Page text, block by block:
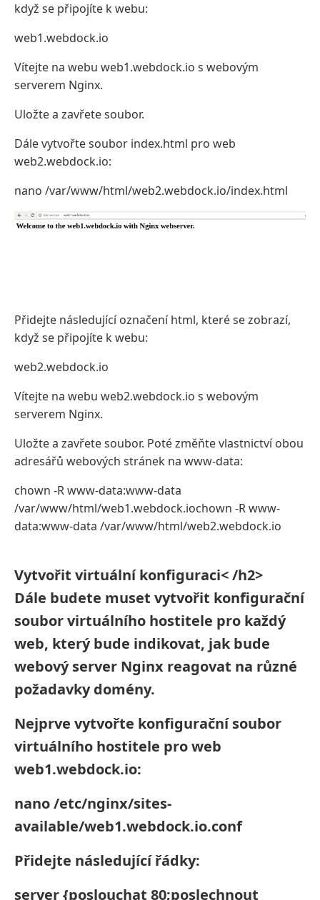
když se připojíte k webu:
web1.webdock.io
Vítejte na webu web1.webdock.io s webovým
serverem Nginx.
Uložte a zavřete soubor.
Dále vytvořte soubor index.html pro web
web2.webdock.io:
nano /var/www/html/web2.webdock.io/index.html
Přidejte následující označení html, které se zobrazí,
když se připojíte k webu:
web2.webdock.io
Vítejte na webu web2.webdock.io s webovým
serverem Nginx.
Uložte a zavřete soubor. Poté změňte vlastnictví obou
adresářů webových stránek na www-data:
chown -R www-data:www-data
/var/www/html/web1.webdock.iochown -R www-
data:www-data /var/www/html/web2.webdock.io
Vytvořit virtuální konfiguraci< /h2>
Dále budete muset vytvořit konfigurační
soubor virtuálního hostitele pro každý
web, který bude indikovat, jak bude
webový server Nginx reagovat na různé
požadavky domény.
Nejprve vytvořte konfigurační soubor
virtuálního hostitele pro web
web1.webdock.io:
nano /etc/nginx/sites-
available/web1.webdock.io.conf
Přidejte následující řádky:
server {poslouchat 80;poslechnout